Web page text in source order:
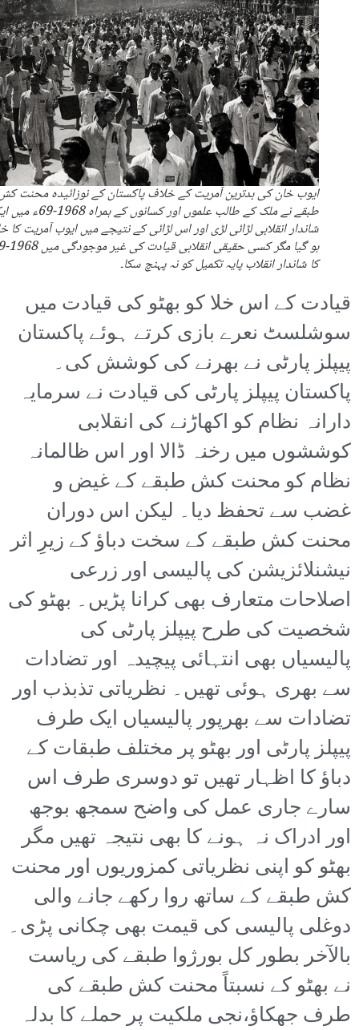
ایوب خان کی بدترین آمریت کے خلاف پاکستان کے نوزائیدہ محنت
طبقے نے ملک کے طالب علموں اور کسانوں کے
شاندار انقلابی لڑائی لڑی اور اس لڑائی کے نتیجے میں ایوب آمریت کا
کا شاندار انقلاب پایہ تکمیل کو نہ پہنچ سکا۔
قیادت کے اس خلا کو بھٹو کی قیادت میں
سوشلسٹ نعرے بازی کرتے ہوئے پاکستان
پیپلز پارٹی نے بھرنے کی کوشش کی۔
پاکستان پیپلز پارٹی کی قیادت نے سرمایہ
دارانہ نظام کو اکھاڑنے کی انقلابی
کوششوں میں رخنہ ڈالا اور اس ظالمانہ
نظام کو محنت کش طبقے کے غیض و
غضب سے تحفظ دیا۔ لیکن اس دوران
محنت کش طبقے کے سخت دباؤ کے زیرِ اثر
نیشنلائزیشن کی پالیسی اور زرعی
اصلاحات متعارف بھی کرانا پڑیں۔ بھٹو کی
شخصیت کی طرح پیپلز پارٹی کی
پالیسیاں بھی انتہائی پیچیدہ اور تضادات
سے بھری ہوئی تھیں۔ نظریاتی تذبذب اور
تضادات سے بھرپور پالیسیاں ایک طرف
پیپلز پارٹی اور بھٹو پر مختلف طبقات کے
دباؤ کا اظہار تھیں تو دوسری طرف اس
سارے جاری عمل کی واضح سمجھ بوجھ
اور ادراک نہ ہونے کا بھی نتیجہ تھیں مگر
بھٹو کو اپنی نظریاتی کمزوریوں اور محنت
کش طبقے کے ساتھ روا رکھے جانے والی
دوغلی پالیسی کی قیمت بھی چکانی پڑی۔
بالآخر بطور کل بورژوا طبقے کی ریاست
نے بھٹو کے نسبتاً محنت کش طبقے کی
طرف جھکاؤ،نجی ملکیت پر حملے کا بدلہ